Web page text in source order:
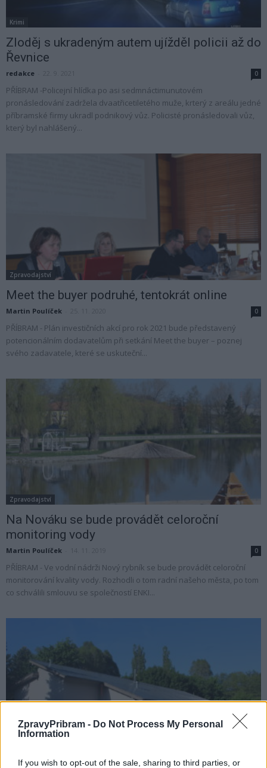
ZpravyPribram - Do Not Process My Personal
Information
If you wish to opt-out of the sale, sharing to third parties, or
Krimi
Zloděj s ukradeným autem ujížděl policii až do
Řevnice
redakce 0
PŘÍBRAM -Policejní hlídka po asi sedmnáctimunutovém
pronásledování zadržela dvaatřicetiletého muže, krterý z areálu jedné
příbramské firmy ukradl podnikový vůz. Policisté pronásledovali vůz,
který byl nahlášený...
Zpravodajství
Meet the buyer podruhé, tentokrát online
Martin Poulíček 0
PŘÍBRAM - Plán investičních akcí pro rok 2021 bude představený
potencionálním dodavatelům při setkání Meet the buyer – poznej
svého zadavatele, které se uskuteční...
Zpravodajství
Na Nováku se bude provádět celoroční
monitoring vody
Martin Poulíček 0
PŘÍBRAM - Ve vodní nádrži Nový rybník se bude provádět celoroční
monitorování kvality vody. Rozhodli o tom radní našeho města, po tom
co schválili smlouvu se společností ENKI...
O čem se mluví
Na dokončení Junioru se přihlásily dvě firmy